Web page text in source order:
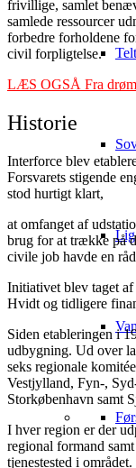
frivillige, samlet
samlede ressourcer
forbedre forholdene
civil forpligtelse.
LÆS OGSÅ Fra
Historie
Interforce blev
Forsvarets stigende
stod hurtigt klart,
at omfanget af
brug for at trække på
civile job havde en
Initiativet blev taget
Hvidt og tidligere
Siden etableringen i
udbygning. Ud over
seks regionale
Vestjylland, Fyn-,
Storkøbenhavn samt
I hver region er der
regional formand
tjenestested i